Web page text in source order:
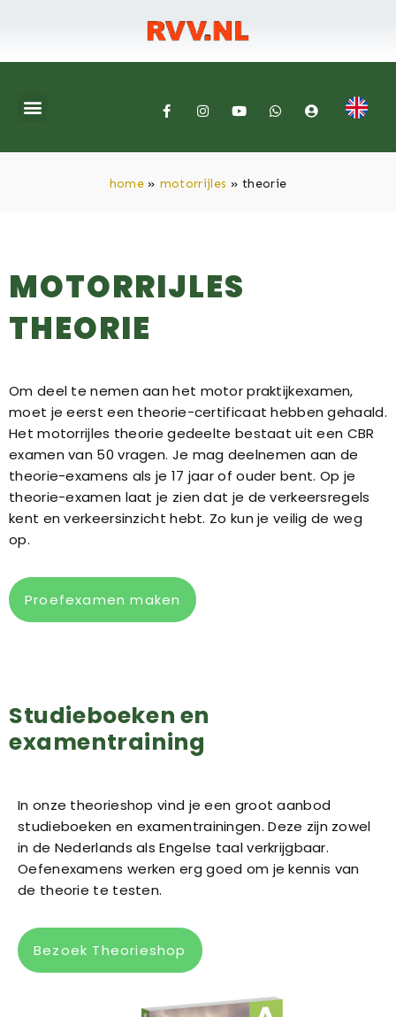
home» motorrijles »theorie
MOTORRIJLES
THEORIE
Om deel te nemen aan het motor praktijkexamen,
moet je eerst een theorie-certificaat hebben gehaald.
Het motorrijles theorie gedeelte bestaat uit een CBR
examen van 50 vragen. Je mag deelnemen aan de
theorie-examens als je 17 jaar of ouder bent. Op je
theorie-examen laat je zien dat je de verkeersregels
kent en verkeersinzicht hebt. Zo kun je veilig de weg
op.
Proefexamen maken
Studieboeken en
examentraining
In onze theorieshop vind je een groot aanbod
studieboeken en examentrainingen. Deze zijn zowel
in de Nederlands als Engelse taal verkrijgbaar.
Oefenexamens werken erg goed om je kennis van
de theorie te testen.
Bezoek Theorieshop